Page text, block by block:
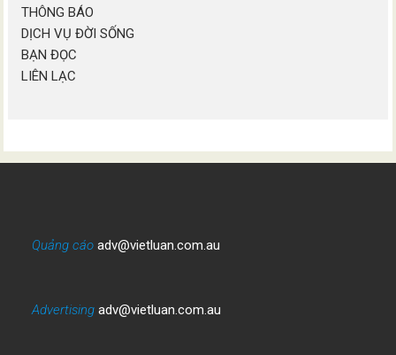
THÔNG BÁO
DỊCH VỤ ĐỜI SỐNG
BẠN ĐỌC
LIÊN LẠC
Quảng cáo adv@vietluan.com.au
Advertising adv@vietluan.com.au